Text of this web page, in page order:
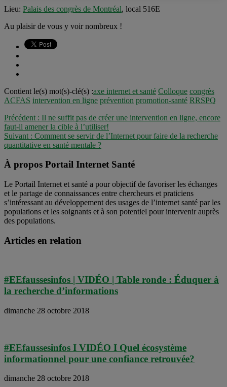
Lieu: Palais des congrès de Montréal, local 516E
Au plaisir de vous y voir nombreux !
Contient le(s) mot(s)-clé(s) :axe internet et santé Colloque congrès
ACFAS intervention en ligne prévention promotion-santé RRSPQ
Précédent : Il ne suffit pas de créer une intervention en ligne, encore
faut-il amener la cible à l’utiliser!
Suivant : Comment se servir de l’Internet pour faire de la recherche
quantitative en santé mentale ?
À propos Portail Internet Santé
Le Portail Internet et santé a pour objectif de favoriser les échanges
et le partage de connaissances entre chercheurs et praticiens
s’intéressant au développement des usages de l’internet santé par les
populations et les soignants et à son potentiel pour intervenir auprès
des populations.
Articles en relation
#EEfaussesinfos | VIDÉO | Table ronde : Éduquer à
la recherche d’informations
dimanche 28 octobre 2018
#EEfaussesinfos I VIDÉO I Quel écosystème
informationnel pour une confiance retrouvée?
dimanche 28 octobre 2018